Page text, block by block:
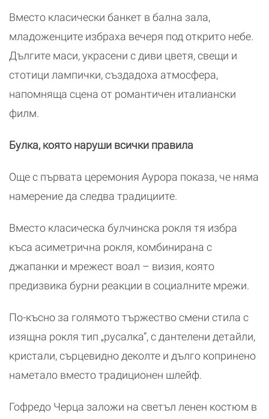
Вместо класически банкет в бална зала,
младоженците избраха вечеря под открито небе.
Дългите маси, украсени с диви цветя, свещи и
стотици лампички, създадоха атмосфера,
напомняща сцена от романтичен италиански
филм.
Булка, която наруши всички правила
Още с първата церемония Аурора показа, че няма
намерение да следва традициите.
Вместо класическа булчинска рокля тя избра
къса асиметрична рокля, комбинирана с
джапанки и мрежест воал – визия, която
предизвика бурни реакции в социалните мрежи.
По-късно за голямото тържество смени стила с
изящна рокля тип „русалка“, с дантелени детайли,
кристали, сърцевидно деколте и дълго копринено
наметало вместо традиционен шлейф.
Гофредо Черца заложи на светъл ленен костюм в